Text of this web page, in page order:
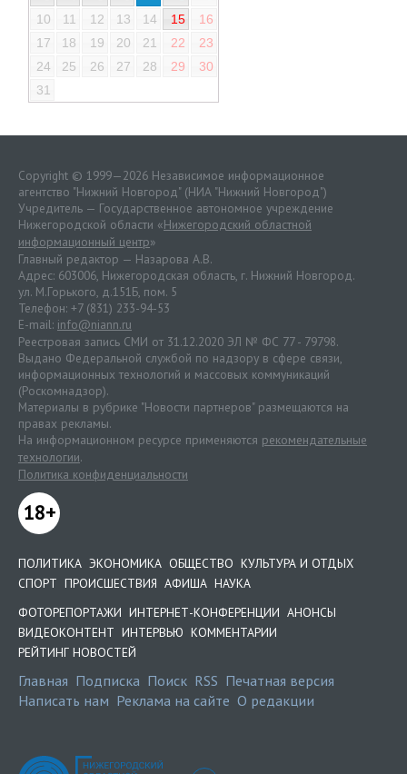
10
11 12 13 14 15
16
17
18 19 20 21 22
23
24
25 26 27 28 29
30
31
Copyright © 1999—2026 Независимое информационное
агентство "Нижний Новгород" (НИА "Нижний Новгород")
Учредитель — Государственное автономное учреждение
Нижегородской области «Нижегородский областной
информационный центр»
Главный редактор — Назарова А.В.
Адрес: 603006, Нижегородская область, г. Нижний Новгород.
ул. М.Горького, д.151Б, пом. 5
Телефон: +7 (831) 233-94-53
E-mail: info@niann.ru
Реестровая запись СМИ от 31.12.2020 ЭЛ № ФС 77 - 79798.
Выдано Федеральной службой по надзору в сфере связи,
информационных технологий и массовых коммуникаций
(Роскомнадзор).
Материалы в рубрике "Новости партнеров" размещаются на
правах рекламы.
На информационном ресурсе применяются рекомендательные
технологии.
Политика конфиденциальности
18+
ПОЛИТИКА ЭКОНОМИКА ОБЩЕСТВО КУЛЬТУРА И ОТДЫХ
СПОРТ ПРОИСШЕСТВИЯ АФИША НАУКА
ФОТОРЕПОРТАЖИ ИНТЕРНЕТ-КОНФЕРЕНЦИИ АНОНСЫ
ВИДЕОКОНТЕНТ ИНТЕРВЬЮ КОММЕНТАРИИ
РЕЙТИНГ НОВОСТЕЙ
Главная Подписка Поиск RSS Печатная версия
Написать нам Реклама на сайте О редакции